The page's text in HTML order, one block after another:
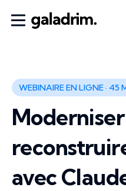
WEBINAIRE EN LIGNE · 45
avec